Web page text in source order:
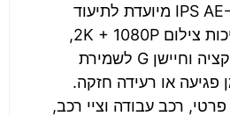
IPS AE-DC4928-N6PRO מיועדת לתיעוד
נסיעות ברכב עם איכות צילום 2K + 1080P,
חיבור Wi‑Fi לאפליקציה וחיישן G לשמירת
פגיעה או רעידה חזקה.
רכב עבודה וציי רכב,